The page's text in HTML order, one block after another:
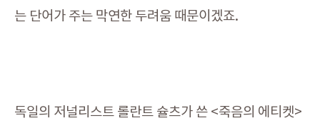
는 단어가 주는 막연한 두려움 때문이겠죠.
독일의 저널리스트 롤란트 슐츠가 쓴 <죽음의 에티켓>